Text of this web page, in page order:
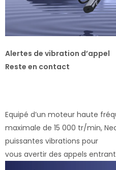
Alertes de vibration d’appel
Reste en contact
Equipé d’un moteur haute
maximale de 15 000 tr/min,
puissantes vibrations pour
vous avertir des appels